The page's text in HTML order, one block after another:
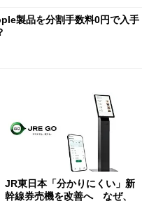
製品を分割手数料0円で入手
JR東日本「分かりにくい」新
幹線券売機を改善へ なぜ、